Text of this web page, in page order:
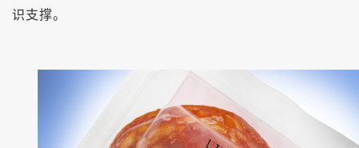
识支撑。